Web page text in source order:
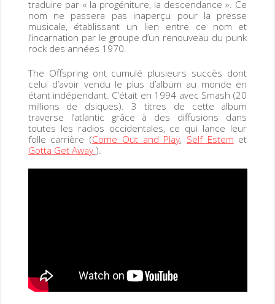
traduire par « la progéniture, la descendance ». Ce
nom ne passera pas inaperçu pour la presse
musicale, établissant un lien entre ce nom et
l’incarnation par le groupe d’un renouveau du punk
rock des années 1970.
The Offspring ont cumulé plusieurs succès dont
celui d’avoir vendu le plus d’album au monde en
étant indépendant. C’était en 1994 avec Smash (20
millions de dsiques). 3 titres de cette album
traverse l’atlantic grâce à des diffusions dans
toutes les radios occidentales, ce qui lance leur
folle carrière (Come Out and Play, Self Estem et
Gotta Get Away ).